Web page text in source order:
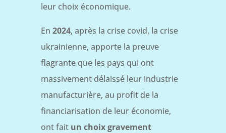
leur choix économique.
En 2024, après la crise covid, la crise
ukrainienne, apporte la preuve
flagrante que les pays qui ont
massivement délaissé leur industrie
manufacturière, au profit de la
financiarisation de leur économie,
ont fait un choix gravement